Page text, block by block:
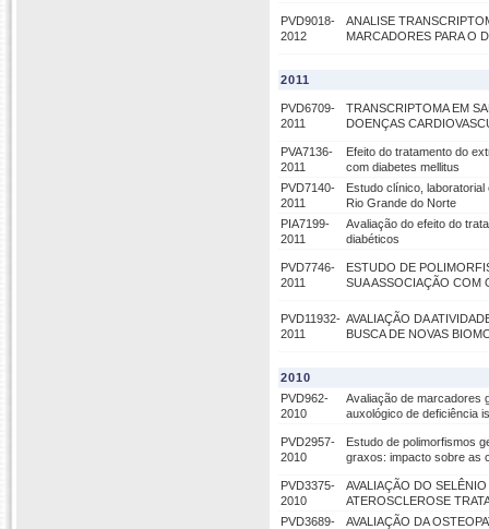
PVD9018-
2012
ANALISE
MARCADORES PARA O
2011
PVD6709-
2011
TRANSCRIPTOMA EM
DOENÇAS
PVA7136-
2011
Efeito do tratamento do
com diabetes mellitus
PVD7140-
2011
Estudo clínico,
Rio Grande do Norte
PIA7199-
2011
Avaliação do efeito do
diabéticos
PVD7746-
2011
ESTUDO DE
SUA ASSOCIAÇÃO COM
PVD11932-
2011
AVALIAÇÃO DA
BUSCA DE NOVAS
2010
PVD962-
2010
Avaliação de marcadores
auxológico de deficiência
PVD2957-
2010
Estudo de polimorfismos
graxos: impacto sobre as
PVD3375-
2010
AVALIAÇÃO DO
ATEROSCLEROSE
PVD3689-
AVALIAÇÃO DA